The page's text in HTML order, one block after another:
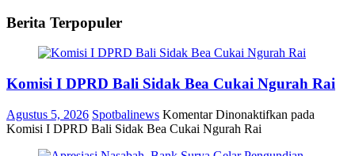
Berita Terpopuler
Komisi I DPRD Bali Sidak Bea Cukai Ngurah Rai
Agustus 5, 2026 Spotbalinews Komentar Dinonaktifkan pada
Komisi I DPRD Bali Sidak Bea Cukai Ngurah Rai